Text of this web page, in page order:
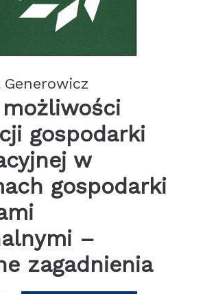
Generowicz
gospodarki
w
gospodarki
–
zagadnienia